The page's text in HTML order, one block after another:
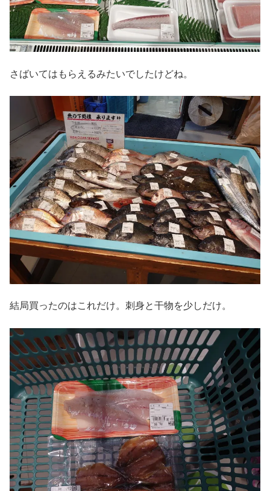
さばいてはもらえるみたいでしたけどね。
結局買ったのはこれだけ。刺身と干物を少しだけ。